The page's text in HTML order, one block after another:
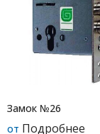
Замок №26
от Подробнее